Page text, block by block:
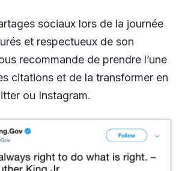
sociaux lors de la journée
et respectueux de son
recommande de prendre l’une
citations et de la transformer en
ou Instagram.